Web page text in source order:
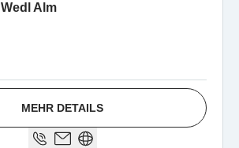
Wedl Alm
MEHR DETAILS